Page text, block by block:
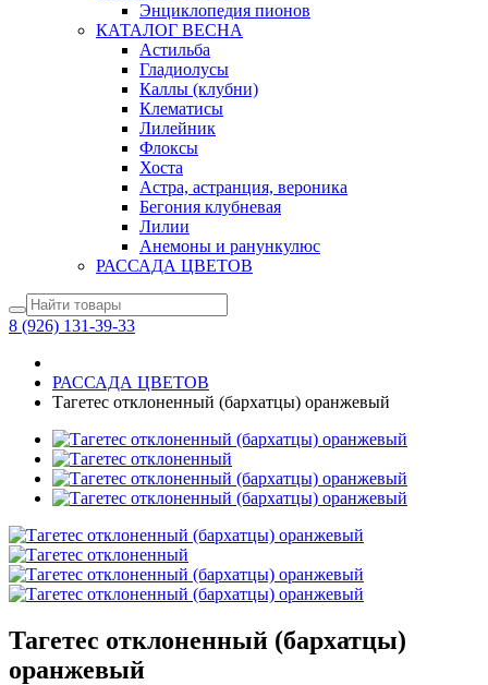
Энциклопедия пионов
КАТАЛОГ ВЕСНА
Астильба
Гладиолусы
Каллы (клубни)
Клематисы
Лилейник
Флоксы
Хоста
Астра, астранция, вероника
Бегония клубневая
Лилии
Анемоны и ранункулюс
РАССАДА ЦВЕТОВ
8 (926) 131-39-33
РАССАДА ЦВЕТОВ
Тагетес отклоненный (бархатцы) оранжевый
Тагетес отклоненный (бархатцы)
оранжевый